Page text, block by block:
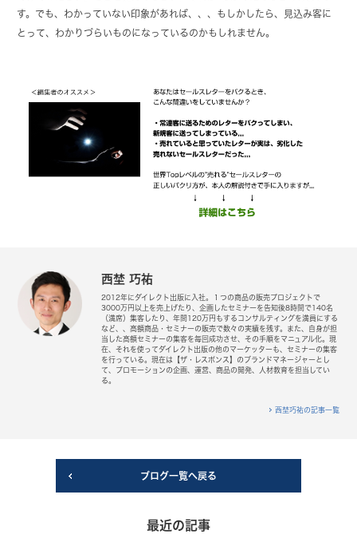
す。でも、わかっていない印象があれば、、、もしかしたら、見込み客に
とって、わかりづらいものになっているのかもしれません。
西埜 巧祐
2012年にダイレクト出版に入社。１つの商品の販売プロジェクトで
3000万円以上を売上げたり、企画したセミナーを告知後8時間で140名
（満席）集客したり、年間120万円もするコンサルティングを満員にする
など、、高額商品・セミナーの販売で数々の実績を残す。また、自身が担
当した高額セミナーの集客を毎回成功させ、その手順をマニュアル化。現
在、それを使ってダイレクト出版の他のマーケッターも、セミナーの集客
を行っている。現在は【ザ・レスポンス】のブランドマネージャーとし
て、プロモーションの企画、運営、商品の開発、人材教育を担当してい
る。
西埜巧祐の記事一覧
ブログ一覧へ戻る
最近の記事